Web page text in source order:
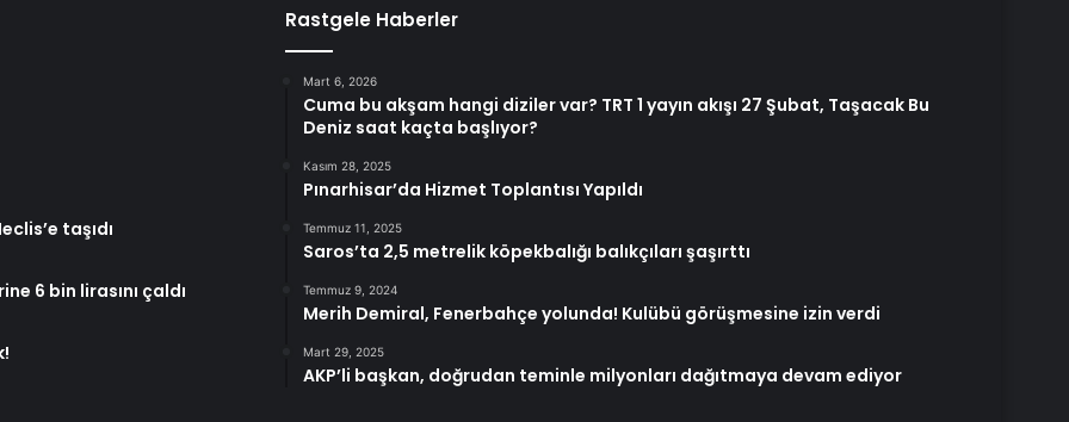
taşıdı
6 bin lirasını çaldı
Rastgele Haberler
Mart 6, 2026
Cuma bu akşam hangi diziler var? TRT 1 yayın akışı 27 Şubat, Taşacak Bu
Deniz saat kaçta başlıyor?
Kasım 28, 2025
Pınarhisar’da Hizmet Toplantısı Yapıldı
Temmuz 11, 2025
Saros’ta 2,5 metrelik köpekbalığı balıkçıları şaşırttı
Temmuz 9, 2024
Merih Demiral, Fenerbahçe yolunda! Kulübü görüşmesine izin verdi
Mart 29, 2025
AKP’li başkan, doğrudan teminle milyonları dağıtmaya devam ediyor